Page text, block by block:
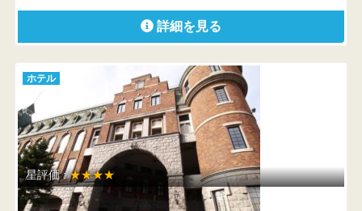
詳細を見る
ホテル
星評価 :★★★★